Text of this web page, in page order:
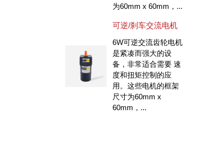
为60mm x 60mm，...
可逆/刹车交流电机
6W可逆交流齿轮电机
是紧凑而强大的设
备，非常适合需要 速
度和扭矩控制的应
用。这些电机的框架
尺寸为60mm x
60mm，...